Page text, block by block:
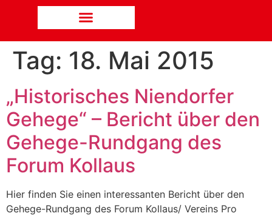
Tag: 18. Mai 2015
„Historisches Niendorfer
Gehege“ – Bericht über den
Gehege-Rundgang des
Forum Kollaus
Hier finden Sie einen interessanten Bericht über den
Gehege-Rundgang des Forum Kollaus/ Vereins Pro